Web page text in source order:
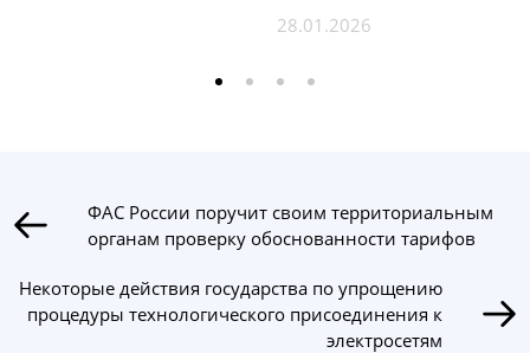
28.01.2026
ФАС России поручит своим территориальным
органам проверку обоснованности тарифов
Некоторые действия государства по упрощению
процедуры технологического присоединения к
электросетям